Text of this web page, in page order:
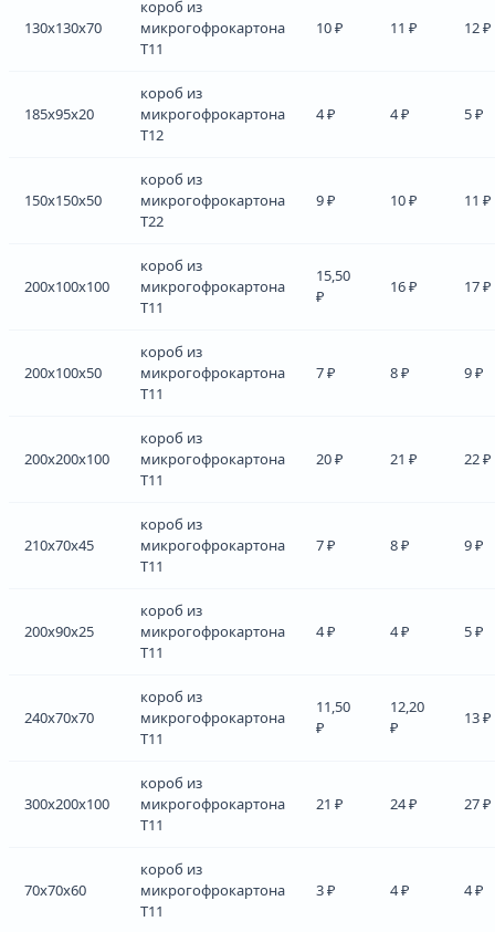
130x130x70
короб из
микрогофрокартона
Т11
10 ₽ 11 ₽ 12 ₽
185x95x20
короб из
микрогофрокартона
Т12
4 ₽ 4 ₽ 5 ₽
150x150x50
короб из
микрогофрокартона
Т22
9 ₽ 10 ₽ 11 ₽
200x100x100
короб из
микрогофрокартона
Т11
15,50
₽
16 ₽ 17 ₽
200x100x50
короб из
микрогофрокартона
Т11
7 ₽ 8 ₽ 9 ₽
200x200x100
короб из
микрогофрокартона
Т11
20 ₽ 21 ₽ 22 ₽
210x70x45
короб из
микрогофрокартона
Т11
7 ₽ 8 ₽ 9 ₽
200x90x25
короб из
микрогофрокартона
Т11
4 ₽ 4 ₽ 5 ₽
240x70x70
короб из
микрогофрокартона
Т11
11,50
₽
12,20
₽
13 ₽
300x200x100
короб из
микрогофрокартона
Т11
21 ₽ 24 ₽ 27 ₽
70x70x60
короб из
микрогофрокартона
Т11
3 ₽ 4 ₽ 4 ₽